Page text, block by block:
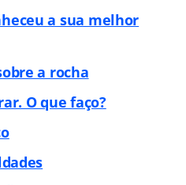
a sua melhor
a rocha
O que faço?